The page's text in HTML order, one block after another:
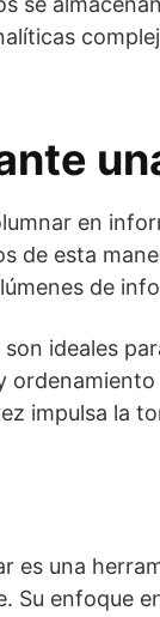
en
de esta
de
ideales
impulsa la
es una
Su enfoque